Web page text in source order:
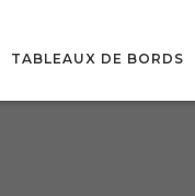
TABLEAUX DE BORDS